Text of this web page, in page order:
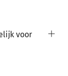
voor